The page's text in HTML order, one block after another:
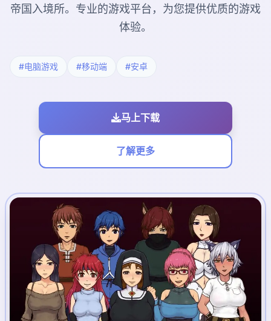
帝国入境所。专业的游戏平台，为您提供优质的游戏
体验。
#电脑游戏 #移动端 #安卓
马上下载
了解更多